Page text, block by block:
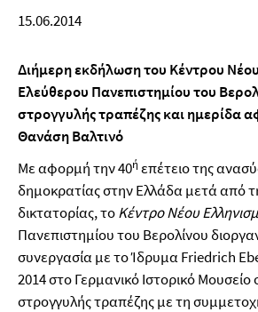
15.06.2014
Διήμερη εκδήλωση του Κέντρου
Ελεύθερου Πανεπιστημίου του
στρογγυλής τραπέζης και ημερίδα
Θανάση Βαλτινό
Με αφορμή την 40ή επέτειο της
δημοκρατίας στην Ελλάδα μετά από
δικτατορίας, τοΚέντρο Νέου
Πανεπιστημίου του Βερολίνου
συνεργασία με το Ίδρυμα Friedrich
2014 στο Γερμανικό Ιστορικό Μουσείο
στρογγυλής τραπέζης με τη